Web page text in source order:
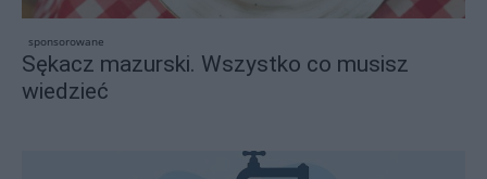
sponsorowane
Sękacz mazurski. Wszystko co musisz
wiedzieć